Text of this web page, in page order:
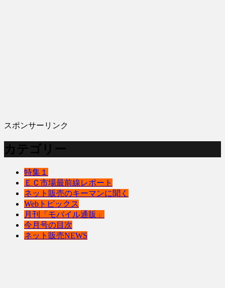
スポンサーリンク
カテゴリー
特集１
ＥＣ市場最前線レポート
ネット販売のキーマンに聞く
Webトピックス
月刊「モバイル通販」
今月号の目次
ネット販売NEWS